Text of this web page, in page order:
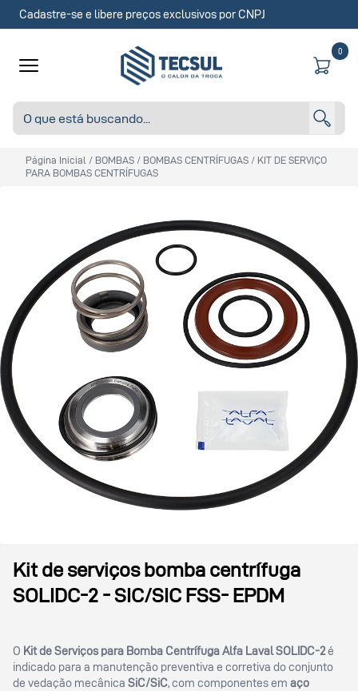
Cadastre-se e libere preços exclusivos por CNPJ
0
Página Inicial / BOMBAS / BOMBAS CENTRÍFUGAS / KIT DE SERVIÇO
PARA BOMBAS CENTRÍFUGAS
Kit de serviços bomba centrífuga
SOLIDC-2 - SIC/SIC FSS- EPDM
O Kit de Serviços para Bomba Centrífuga Alfa Laval SOLIDC-2é
indicado para a manutenção preventiva e corretiva do conjunto
de vedação mecânica SiC/SiC, com componentes em aço